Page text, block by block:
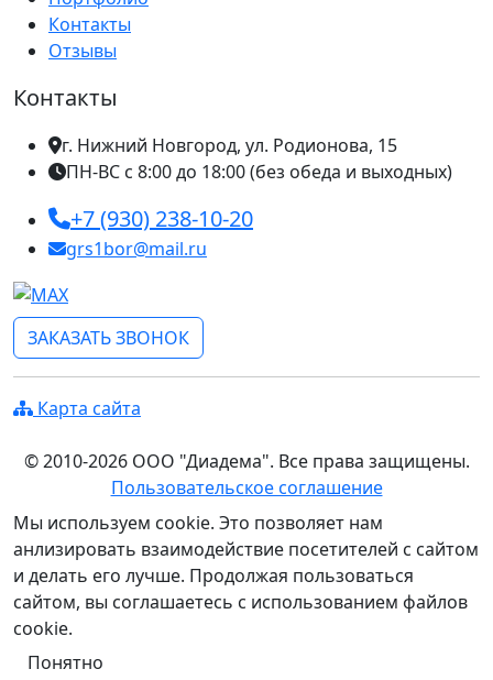
Контакты
Отзывы
Контакты
г. Нижний Новгород, ул. Родионова, 15
ПН-ВС с 8:00 до 18:00 (без обеда и выходных)
+7 (930) 238-10-20
grs1bor@mail.ru
ЗАКАЗАТЬ ЗВОНОК
Карта сайта
© 2010-2026 ООО "Диадема". Все права защищены.
Пользовательское соглашение
Мы используем cookie. Это позволяет нам
анлизировать взаимодействие посетителей с сайтом
и делать его лучше. Продолжая пользоваться
сайтом, вы соглашаетесь с использованием файлов
cookie.
Понятно